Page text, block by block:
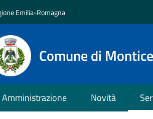
Emilia-Romagna
Comune di
Amministrazione Novità